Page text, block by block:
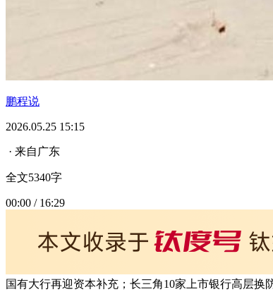
鹏程说
2026.05.25 15:15
· 来自广东
全文5340字
00:00 / 16:29
国有大行再迎资本补充；长三角10家上市银行高层